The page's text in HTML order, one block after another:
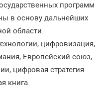
программ
в основу дальнейших
области.
цифровизация,
Европейский союз,
цифровая стратегия
книга.